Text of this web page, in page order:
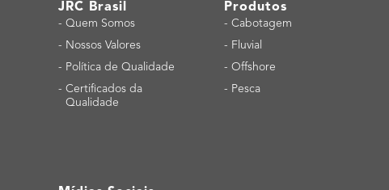
JRC Brasil
- Quem Somos
- Nossos Valores
- Política de Qualidade
- Certificados da
Qualidade
Produtos
- Cabotagem
- Fluvial
- Offshore
- Pesca